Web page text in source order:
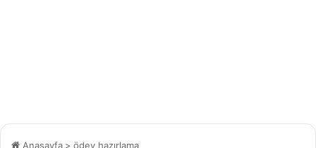
Anasayfa > ödev hazırlama